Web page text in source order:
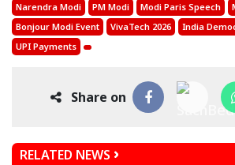
Narendra Modi PM Modi Modi Paris Speech
Bonjour Modi Event
VivaTech 2026 India
UPI Payments
Share on
RELATED NEWS